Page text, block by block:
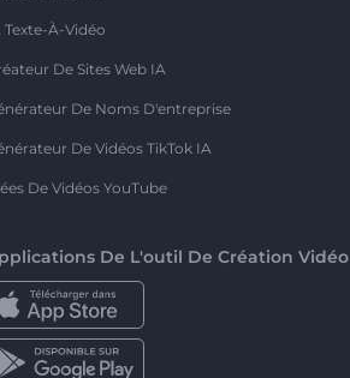
Texte-À-Vidéo
De Sites Web IA
De Noms D'entreprise
De Vidéos TikTok IA
De Vidéos YouTube
De L'outil De Création Vidéo